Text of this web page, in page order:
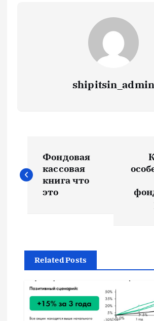
shipitsin_admin
а
г
а
ц
Фондовая
кассовая
книга что
это
Related Posts